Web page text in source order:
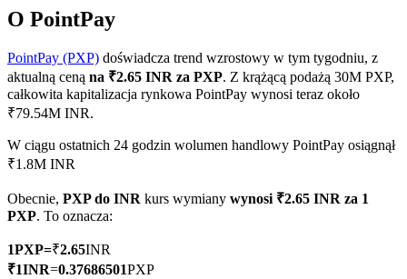
Kontrakty terminowe COIN-M
Kontrakty terminowe na kryptowaluty
TradFi
towary
O PointPay
PointPay (PXP) doświadcza trend wzrostowy w tym tygodniu, z
aktualną ceną na ₹2.65 INR za PXP. Z krążącą podażą 30M PXP,
całkowita kapitalizacja rynkowa PointPay wynosi teraz około
₹79.54M INR.
W ciągu ostatnich 24 godzin wolumen handlowy PointPay osiągnął
₹1.8M INR
Obecnie, PXP do INR kurs wymiany wynosi ₹2.65 INR za 1
PXP. To oznacza:
1PXP=₹2.65INR
₹1INR=0.37686501PXP